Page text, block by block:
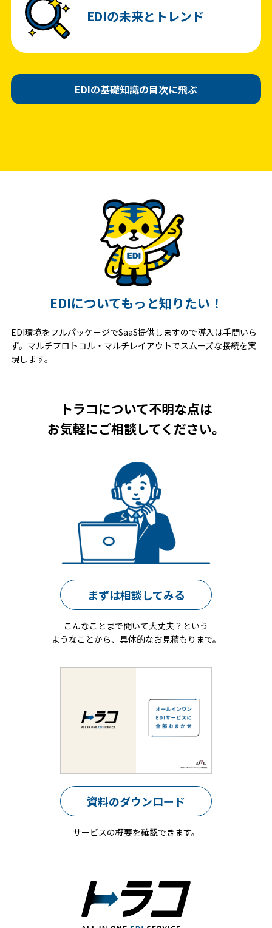
EDIの未来とトレンド
EDIの基礎知識の目次に飛ぶ
EDIについてもっと知りたい！
EDI環境をフルパッケージでSaaS提供しますので導入は手間いら
ず。マルチプロトコル・マルチレイアウトでスムーズな接続を実
現します。
トラコについて不明な点は
お気軽にご相談してください。
まずは相談してみる
こんなことまで聞いて大丈夫？という
ようなことから、具体的なお見積もりまで。
資料のダウンロード
サービスの概要を確認できます。